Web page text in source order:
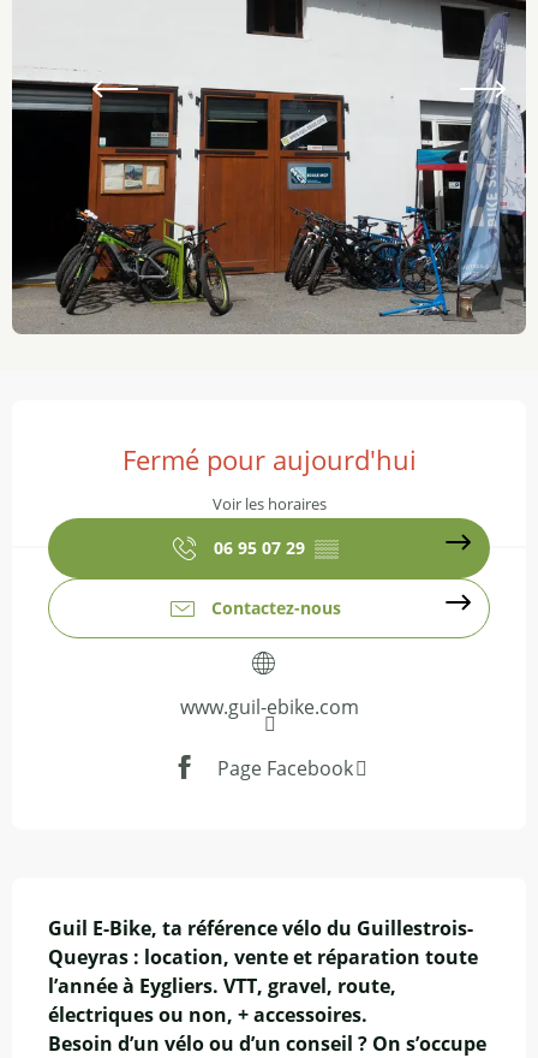
Fermé pour aujourd'hui
Voir les horaires
06 95 07 29 ▒▒
Contactez-nous
www.guil-ebike.com
Page Facebook
Guil E-Bike, ta référence vélo du Guillestrois-
Queyras : location, vente et réparation toute
l’année à Eygliers. VTT, gravel, route,
électriques ou non, + accessoires.
Besoin d’un vélo ou d’un conseil ? On s’occupe